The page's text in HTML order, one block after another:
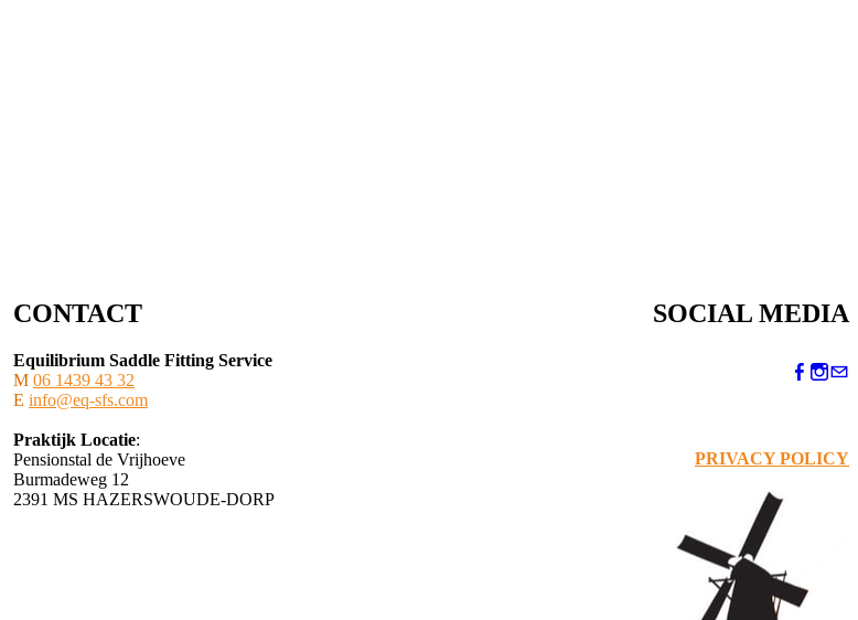
CONTACT
Equilibrium Saddle Fitting Service
M 06 1439 43 32
E info@eq-sfs.com
Praktijk Locatie:
Pensionstal de Vrijhoeve
Burmadeweg 12
​2391 MS HAZERSWOUDE-DORP
SOCIAL MEDIA
PRIVACY POLICY